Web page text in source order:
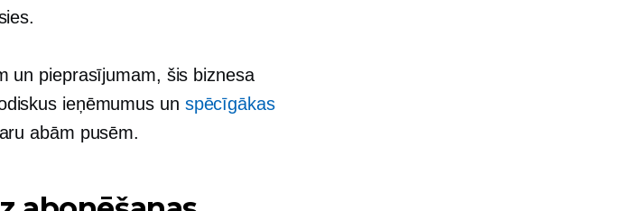
un pieprasījumam, šis biznesa
ieņēmumus un spēcīgākas
abām pusēm.